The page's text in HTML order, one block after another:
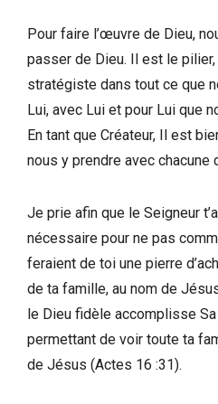
Pour faire l’œuvre de Dieu,
passer de Dieu. Il est le pilier,
stratégiste dans tout ce que
Lui, avec Lui et pour Lui que
En tant que Créateur, Il est
nous y prendre avec chacune
Je prie afin que le Seigneur
nécessaire pour ne pas
feraient de toi une pierre
de ta famille, au nom de
le Dieu fidèle accomplisse
permettant de voir toute ta
de Jésus (Actes 16 :31).